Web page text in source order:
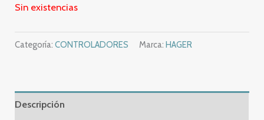
Sin existencias
Categoría:CONTROLADORES Marca:HAGER
Descripción